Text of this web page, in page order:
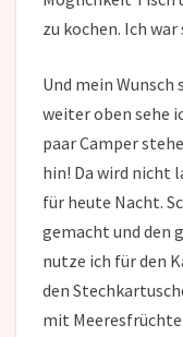
zu kochen. Ich
Und mein
weiter oben sehe
paar Camper
hin! Da wird nicht
für heute Nacht.
gemacht und den
nutze ich für den
den
mit